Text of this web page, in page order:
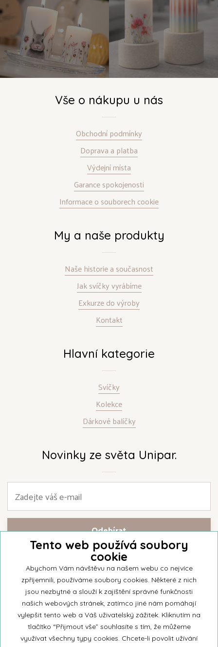
Vše o nákupu u nás
Obchodní podmínky
Doprava a platba
Výdejní místa
Garance spokojenosti
Informace o souborech cookie
My a naše produkty
Naše historie a současnost
Jak svíčky vyrábíme
Exkurze do výroby
Kontakt
Hlavní kategorie
Svíčky
Kolekce
Dárkové balíčky
Novinky ze světa Unipar.
Přihlašte se k našemu newsletteru a buďte jako první informováni o
nejnovějších kolekcích svíček a aktualitách z rodinné firmy Unipar.
© 2026 Unipar
Tento web používá soubory
cookie
Abychom Vám návštěvu na našem webu co nejvíce
zpříjemnili, používáme soubory cookies. Některé z nich
jsou nezbytné a slouží k zajíštění správné funkčnosti
našich webových stránek, zatímco jiné nám pomáhají
vylepšit tento web a Váš uživatelský zážitek. Kliknutím na
tlačítko “Přijmout vše” souhlasíte s tím, že můžeme
využívat všechny typy cookies. Chcete-li povolit užívání